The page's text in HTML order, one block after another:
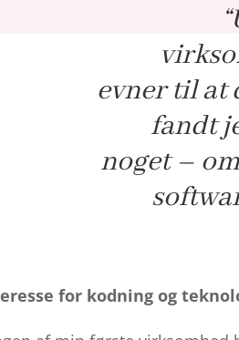
evner til at
fandt
noget –
for kodning og